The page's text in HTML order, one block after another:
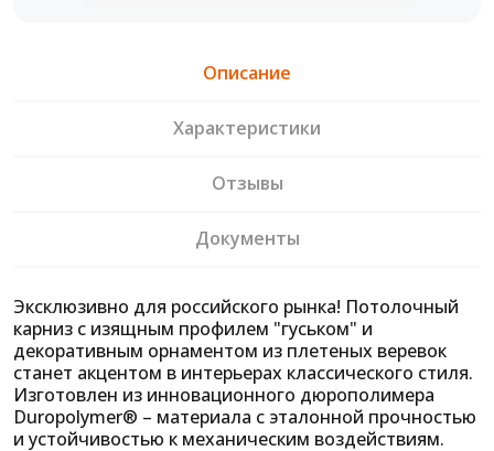
Описание
Характеристики
Отзывы
Документы
Эксклюзивно для российского рынка! Потолочный
карниз с изящным профилем "гуськом" и
декоративным орнаментом из плетеных веревок
станет акцентом в интерьерах классического стиля.
Изготовлен из инновационного дюрополимера
Duropolymer® – материала с эталонной прочностью
и устойчивостью к механическим воздействиям.